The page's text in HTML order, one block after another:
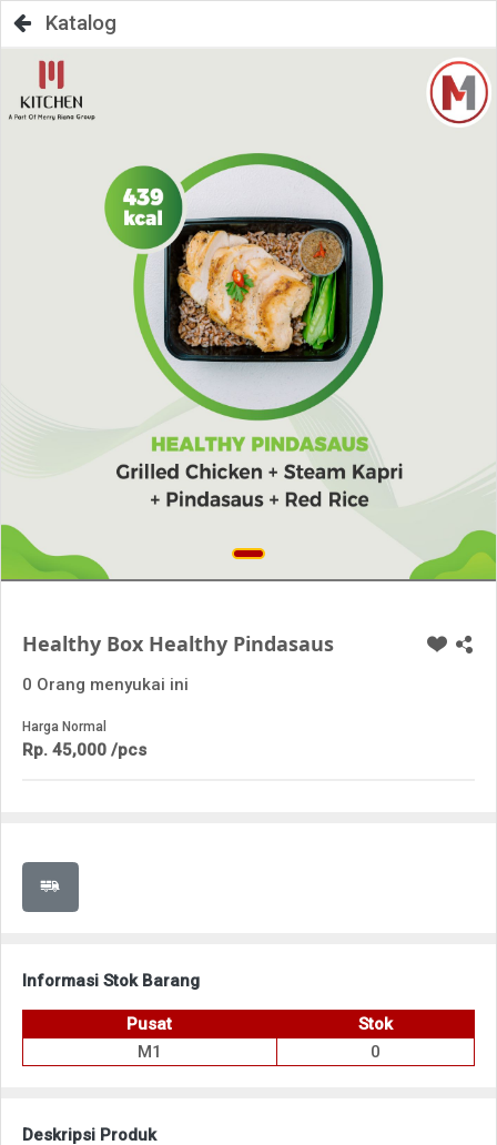
Katalog
Healthy Box Healthy Pindasaus
0 Orang menyukai ini
Harga Normal
Rp. 45,000 /pcs
Informasi Stok Barang
Pusat
Stok
M1
0
Deskripsi Produk